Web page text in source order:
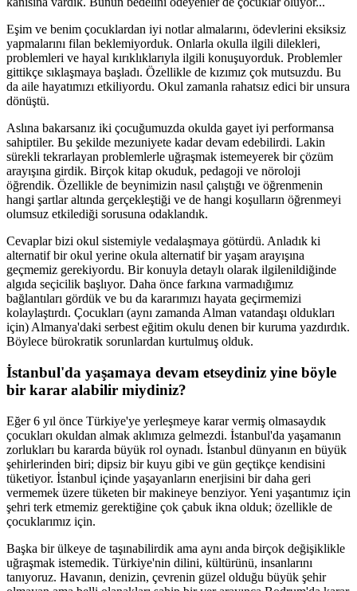
Eşim ve benim çocuklardan iyi notlar almalarını, ödevlerini eksiksiz
yapmalarını filan beklemiyorduk. Onlarla okulla ilgili dilekleri,
problemleri ve hayal kırıklıklarıyla ilgili konuşuyorduk. Problemler
gittikçe sıklaşmaya başladı. Özellikle de kızımız çok mutsuzdu. Bu
da aile hayatımızı etkiliyordu. Okul zamanla rahatsız edici bir unsura
dönüştü.
Aslına bakarsanız iki çocuğumuzda okulda gayet iyi performansa
sahiptiler. Bu şekilde mezuniyete kadar devam edebilirdi. Lakin
sürekli tekrarlayan problemlerle uğraşmak istemeyerek bir çözüm
arayışına girdik. Birçok kitap okuduk, pedagoji ve nöroloji
öğrendik. Özellikle de beynimizin nasıl çalıştığı ve öğrenmenin
hangi şartlar altında gerçekleştiği ve de hangi koşulların öğrenmeyi
olumsuz etkilediği sorusuna odaklandık.
Cevaplar bizi okul sistemiyle vedalaşmaya götürdü. Anladık ki
alternatif bir okul yerine okula alternatif bir yaşam arayışına
geçmemiz gerekiyordu. Bir konuyla detaylı olarak ilgilenildiğinde
algıda seçicilik başlıyor. Daha önce farkına varmadığımız
bağlantıları gördük ve bu da kararımızı hayata geçirmemizi
kolaylaştırdı. Çocukları (aynı zamanda Alman vatandaşı oldukları
için) Almanya'daki serbest eğitim okulu denen bir kuruma yazdırdık.
Böylece bürokratik sorunlardan kurtulmuş olduk.
İstanbul'da yaşamaya devam etseydiniz yine böyle
bir karar alabilir miydiniz?
Eğer 6 yıl önce Türkiye'ye yerleşmeye karar vermiş olmasaydık
çocukları okuldan almak aklımıza gelmezdi. İstanbul'da yaşamanın
zorlukları bu kararda büyük rol oynadı. İstanbul dünyanın en büyük
şehirlerinden biri; dipsiz bir kuyu gibi ve gün geçtikçe kendisini
tüketiyor. İstanbul içinde yaşayanların enerjisini bir daha geri
vermemek üzere tüketen bir makineye benziyor. Yeni yaşantımız için
şehri terk etmemiz gerektiğine çok çabuk ikna olduk; özellikle de
çocuklarımız için.
Başka bir ülkeye de taşınabilirdik ama aynı anda birçok değişiklikle
uğraşmak istemedik. Türkiye'nin dilini, kültürünü, insanlarını
tanıyoruz. Havanın, denizin, çevrenin güzel olduğu büyük şehir